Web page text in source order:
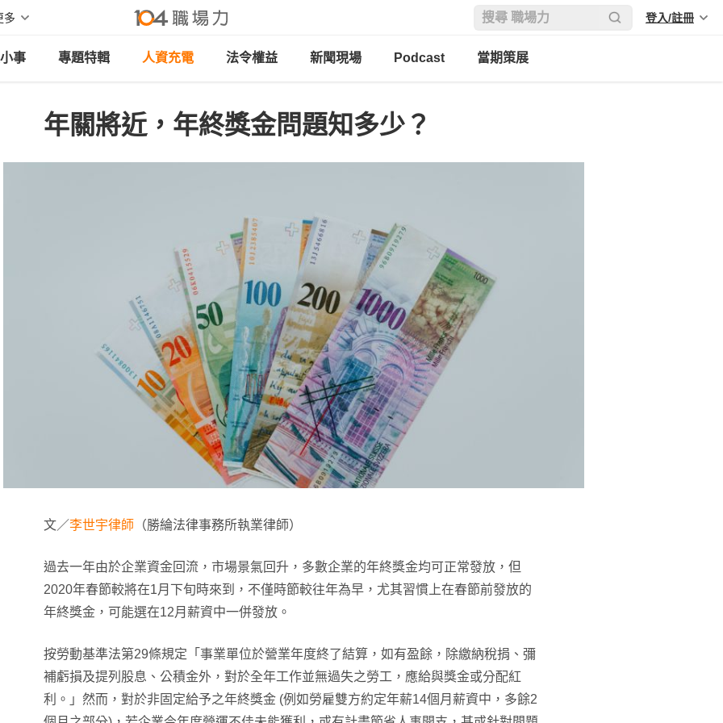
多 登入/註冊
事 專題特輯 人資充電 法令權益 新聞現場 Podcast 當期策展
年關將近，年終獎金問題知多少？
文／李世宇律師 （勝綸法律事務所執業律師）
過去一年由於企業資金回流，市場景氣回升，多數企業的年終獎金均可正常發放，但
2020年春節較將在1月下旬時來到，不僅時節較往年為早，尤其習慣上在春節前發放的
年終獎金，可能選在12月薪資中一併發放。
按勞動基準法第29條規定「事業單位於營業年度終了結算，如有盈餘，除繳納稅捐、彌
補虧損及提列股息、公積金外，對於全年工作並無過失之勞工，應給與獎金或分配紅
利。」然而，對於非固定給予之年終獎金 (例如勞雇雙方約定年薪14個月薪資中，多餘2